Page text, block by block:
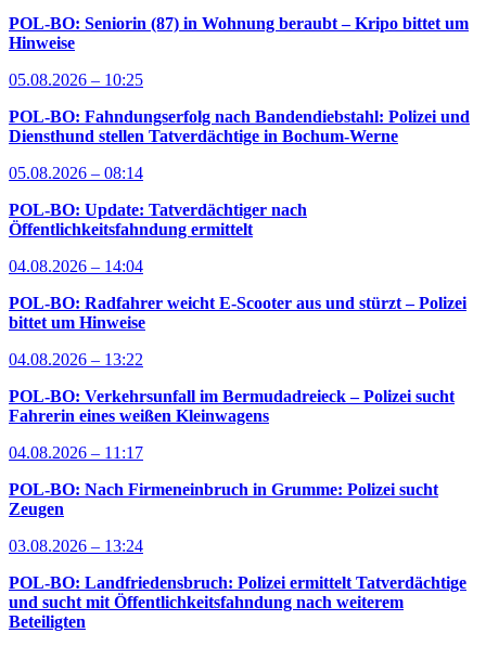
POL-BO: Seniorin (87) in Wohnung beraubt – Kripo bittet um
Hinweise
05.08.2026 – 10:25
POL-BO: Fahndungserfolg nach Bandendiebstahl: Polizei und
Diensthund stellen Tatverdächtige in Bochum-Werne
05.08.2026 – 08:14
POL-BO: Update: Tatverdächtiger nach
Öffentlichkeitsfahndung ermittelt
04.08.2026 – 14:04
POL-BO: Radfahrer weicht E-Scooter aus und stürzt – Polizei
bittet um Hinweise
04.08.2026 – 13:22
POL-BO: Verkehrsunfall im Bermudadreieck – Polizei sucht
Fahrerin eines weißen Kleinwagens
04.08.2026 – 11:17
POL-BO: Nach Firmeneinbruch in Grumme: Polizei sucht
Zeugen
03.08.2026 – 13:24
POL-BO: Landfriedensbruch: Polizei ermittelt Tatverdächtige
und sucht mit Öffentlichkeitsfahndung nach weiterem
Beteiligten